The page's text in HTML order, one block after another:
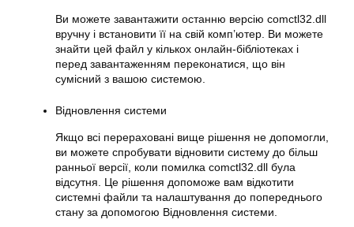
Ви можете завантажити останню версію comctl32.dll
вручну і встановити її на свій комп’ютер. Ви можете
знайти цей файл у кількох онлайн-бібліотеках і
перед завантаженням переконатися, що він
сумісний з вашою системою.
Відновлення системи
Якщо всі перераховані вище рішення не допомогли,
ви можете спробувати відновити систему до більш
ранньої версії, коли помилка comctl32.dll була
відсутня. Це рішення допоможе вам відкотити
системні файли та налаштування до попереднього
стану за допомогою Відновлення системи.